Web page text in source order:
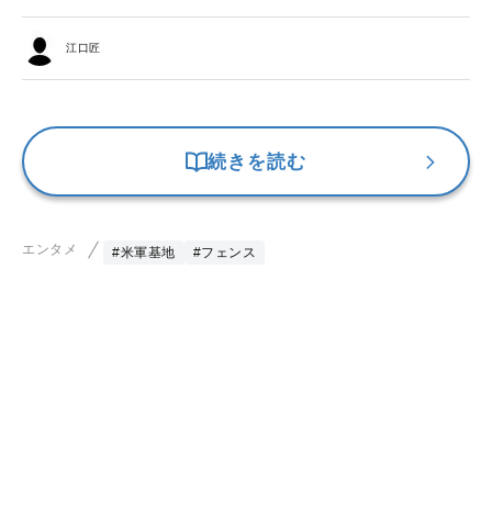
江口匠
続きを読む
エンタメ #米軍基地 #フェンス